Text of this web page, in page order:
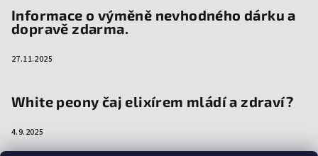
Informace o výměně nevhodného dárku a
dopravě zdarma.
27.11.2025
White peony čaj elixírem mládí a zdraví?
4.9.2025